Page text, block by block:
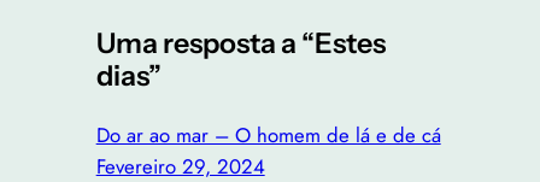
Uma resposta a “Estes
dias”
Do ar ao mar – O homem de lá e de cá
Fevereiro 29, 2024